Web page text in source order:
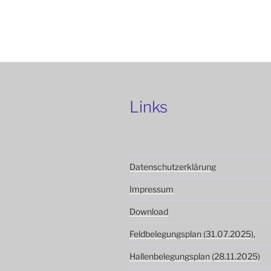
Links
Datenschutzerklärung
Impressum
Download
Feldbelegungsplan (31.07.2025),
Hallenbelegungsplan (28.11.2025)